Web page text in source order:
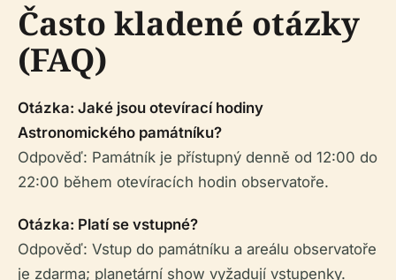
Často kladené otázky
(FAQ)
Otázka: Jaké jsou otevírací hodiny
Astronomického památníku?
Odpověď: Památník je přístupný denně od 12:00 do
22:00 během otevíracích hodin observatoře.
Otázka: Platí se vstupné?
Odpověď: Vstup do památníku a areálu observatoře
je zdarma; planetární show vyžadují vstupenky.